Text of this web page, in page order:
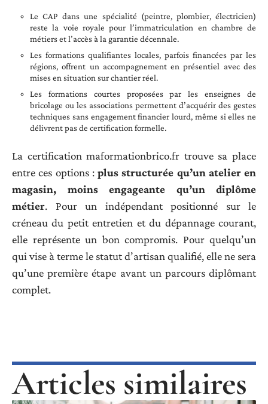
Le CAP dans une spécialité (peintre, plombier, électricien)
reste la voie royale pour l’immatriculation en chambre de
métiers et l’accès à la garantie décennale.
Les formations qualifiantes locales, parfois financées par les
régions, offrent un accompagnement en présentiel avec des
mises en situation sur chantier réel.
Les formations courtes proposées par les enseignes de
bricolage ou les associations permettent d’acquérir des gestes
techniques sans engagement financier lourd, même si elles ne
délivrent pas de certification formelle.
La certification maformationbrico.fr trouve sa place
entre ces options : plus structurée qu’un atelier en
magasin, moins engageante qu’un diplôme
métier. Pour un indépendant positionné sur le
créneau du petit entretien et du dépannage courant,
elle représente un bon compromis. Pour quelqu’un
qui vise à terme le statut d’artisan qualifié, elle ne sera
qu’une première étape avant un parcours diplômant
complet.
Articles similaires